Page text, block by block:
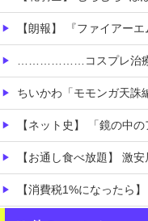
【朗報】 『ファイアーエムブレ
………………コスプレ治
ちいかわ「モモンガ天誅
【ネット史】 「鏡の中のアクトレ
【お通し食べ放題】 激安居酒
【消費税1%になったら】 町のお弁当屋